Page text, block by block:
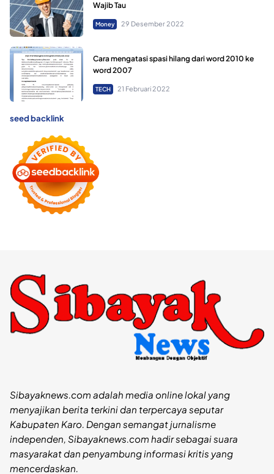
Wajib Tau
Money 29 Desember 2022
Cara mengatasi spasi hilang dari word 2010 ke
word 2007
TECH 21 Februari 2022
seed backlink
Sibayaknews.com adalah media online lokal yang
menyajikan berita terkini dan terpercaya seputar
Kabupaten Karo. Dengan semangat jurnalisme
independen, Sibayaknews.com hadir sebagai suara
masyarakat dan penyambung informasi kritis yang
mencerdaskan.